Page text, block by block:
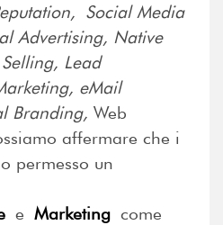
Social Media
Advertising, Native
Lead
eMail
Branding, Web
affermare che i
permesso un
e Marketing come